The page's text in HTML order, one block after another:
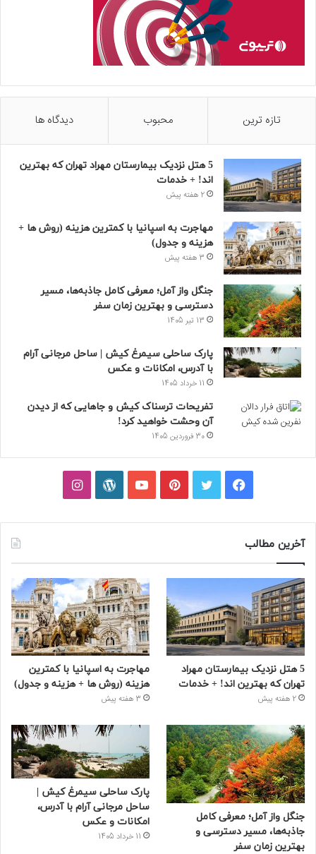
تازه ترین محبوب دیدگاه ها
5 هتل نزدیک بیمارستان مهراد تهران که بهترین‌
اند! + خدمات
2 هفته پیش
مهاجرت به اسپانیا با کمترین هزینه (روش ها +
هزینه و جدول)
3 هفته پیش
جنگل واز آمل؛ معرفی کامل جاذبه‌ها، مسیر
دسترسی و بهترین زمان سفر
13 تیر 1405
پارک ساحلی سیمرغ کیش | ساحل مرجانی آرام
با آدرس، امکانات و عکس
11 خرداد 1405
تفریحات ترسناک کیش و جاهایی که از دیدن
آن وحشت خواهید کرد!
30 فروردین 1405
فیسبوکتوییترپینتریستیوتیوبوردپرساینستاگرام
آخرین مطالب
5 هتل نزدیک بیمارستان مهراد
تهران که بهترین‌ اند! + خدمات
2 هفته پیش
مهاجرت به اسپانیا با کمترین
هزینه (روش ها + هزینه و جدول)
3 هفته پیش
جنگل واز آمل؛ معرفی کامل
جاذبه‌ها، مسیر دسترسی و
بهترین زمان سفر
پارک ساحلی سیمرغ کیش |
ساحل مرجانی آرام با آدرس،
امکانات و عکس
11 خرداد 1405